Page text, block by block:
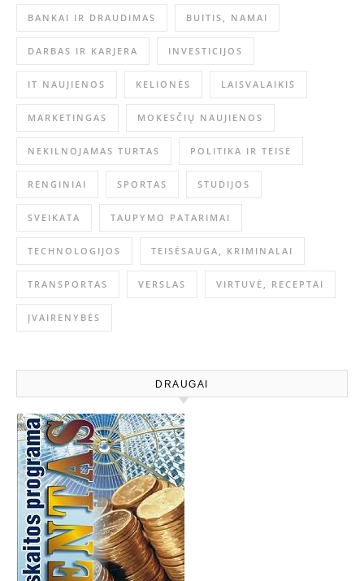
BANKAI IR DRAUDIMAS BUITIS, NAMAI
DARBAS IR KARJERA INVESTICIJOS
IT NAUJIENOS KELIONĖS LAISVALAIKIS
MARKETINGAS MOKESČIŲ NAUJIENOS
NEKILNOJAMAS TURTAS POLITIKA IR TEISĖ
RENGINIAI SPORTAS STUDIJOS
SVEIKATA TAUPYMO PATARIMAI
TECHNOLOGIJOS TEISĖSAUGA, KRIMINALAI
TRANSPORTAS VERSLAS VIRTUVĖ, RECEPTAI
ĮVAIRENYBĖS
DRAUGAI